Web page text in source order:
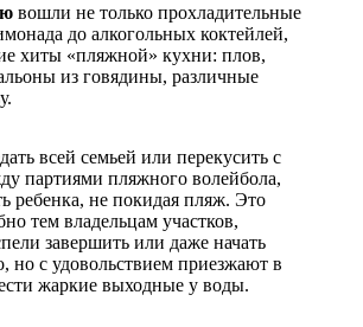
вошли не только прохладительные
до алкогольных коктейлей,
хиты «пляжной» кухни: плов,
из говядины, различные
всей семьей или перекусить с
партиями пляжного волейбола,
ребенка, не покидая пляж. Это
тем владельцам участков,
завершить или даже начать
но с удовольствием приезжают в
жаркие выходные у воды.